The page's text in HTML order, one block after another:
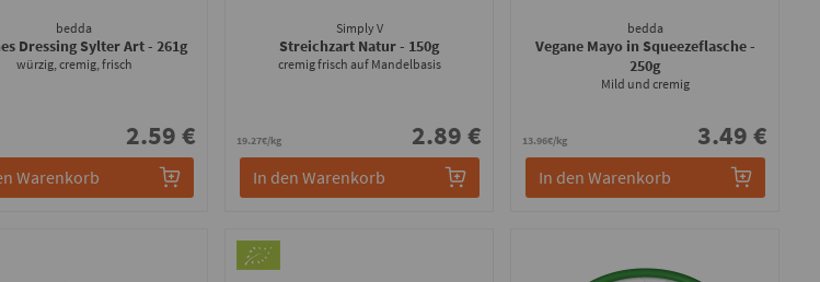
bedda
Dressing Sylter Art- 261g
würzig, cremig, frisch
2.59 €
Warenkorb
Simply V
Streichzart Natur- 150g
cremig frisch auf Mandelbasis
19.27€/kg 2.89 €
In den Warenkorb
bedda
Vegane Mayo in Squeezeflasche-
250g
Mild und cremig
13.96€/kg 3.49 €
In den Warenkorb